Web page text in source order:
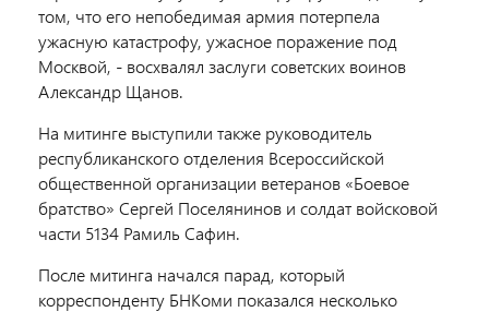
том, что его непобедимая армия потерпела
ужасную катастрофу, ужасное поражение под
Москвой, - восхвалял заслуги советских воинов
Александр Щанов.
На митинге выступили также руководитель
республиканского отделения Всероссийской
общественной организации ветеранов «Боевое
братство» Сергей Поселянинов и солдат войсковой
части 5134 Рамиль Сафин.
После митинга начался парад, который
корреспонденту БНКоми показался несколько